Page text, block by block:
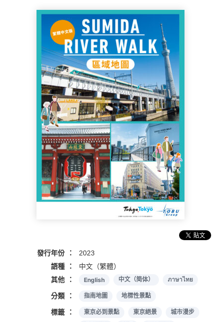
發行年份
2023
語種
中文（繁體）
其他
English 中文（简体） ภาษาไทย
分類 指南地圖 地標性景點
標籤 東京必到景點 東京絕景
城市漫步